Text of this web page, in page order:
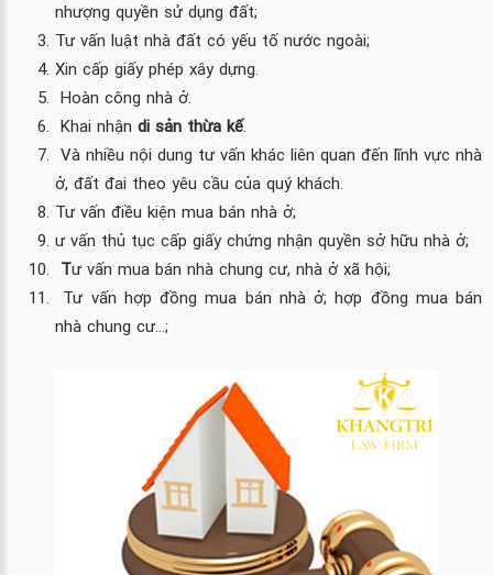
nhượng quyền sử dụng đất;
Tư vấn luật nhà đất có yếu tố nước ngoài;
Xin cấp giấy phép xây dựng.
Hoàn công nhà ở.
Khai nhận di sản thừa kế.
Và nhiều nội dung tư vấn khác liên quan đến lĩnh vực nhà
ở, đất đai theo yêu cầu của quý khách.
Tư vấn điều kiện mua bán nhà ở;
ư vấn thủ tục cấp giấy chứng nhận quyền sở hữu nhà ở;
Tư vấn mua bán nhà chung cư, nhà ở xã hội;
Tư vấn hợp đồng mua bán nhà ở; hợp đồng mua bán
nhà chung cư...;